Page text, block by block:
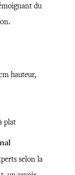
du
hauteur,
plat
selon la